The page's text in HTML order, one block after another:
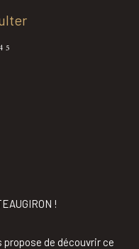
!
propose de découvrir ce